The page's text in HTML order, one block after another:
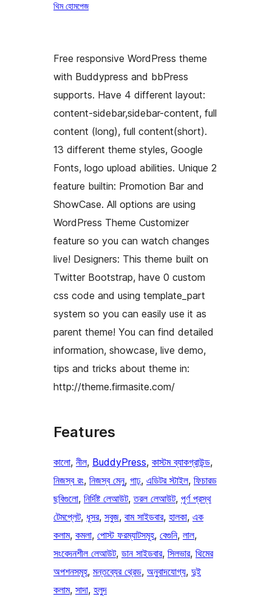
থিম হোমপেজ
Free responsive WordPress theme
with Buddypress and bbPress
supports. Have 4 different layout:
content-sidebar,sidebar-content, full
content (long), full content(short).
13 different theme styles, Google
Fonts, logo upload abilities. Unique 2
feature builtin: Promotion Bar and
ShowCase. All options are using
WordPress Theme Customizer
feature so you can watch changes
live! Designers: This theme built on
Twitter Bootstrap, have 0 custom
css code and using template_part
system so you can easily use it as
parent theme! You can find detailed
information, showcase, live demo,
tips and tricks about theme in:
http://theme.firmasite.com/
Features
কালো, নীল, BuddyPress, কাস্টম ব্যাকগ্রাউন্ড
নিজস্ব রং, নিজস্ব মেনু, গাঢ়, এডিটর স্টাইল, ফিচারড
ছবিগুলো, নির্দিষ্ট লেআউট, তরল লেআউট, পূর্ণ প্রস্থ
টেমপ্লেট, ধূসর, সবুজ, বাম সাইডবার, হালকা, এক
কলাম, কমলা, পোস্ট ফরম্যাটসমূহ, বেগুনি, লাল
সংবেদনশীল লেআউট, ডান সাইডবার, সিলভার, থিমের
অপশনসমূহ, মন্তব্যের থ্রেড, অনুবাদযোগ্য, দুই
কলাম, সাদা, হলুদ